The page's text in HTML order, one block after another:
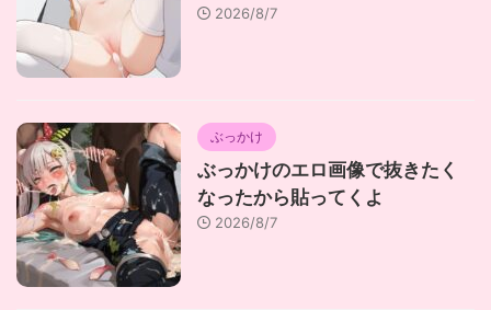
2026/8/7
ぶっかけ
ぶっかけのエロ画像で抜きたく
なったから貼ってくよ
2026/8/7